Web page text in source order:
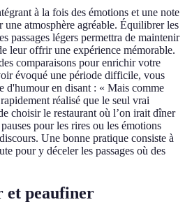
à la fois des émotions et une note
une atmosphère agréable. Équilibrer les
passages légers permettra de maintenir
leur offrir une expérience mémorable.
comparaisons pour enrichir votre
évoqué une période difficile, vous
d'humour en disant : « Mais comme
réalisé que le seul vrai
choisir le restaurant où l’on irait dîner
pour les rires ou les émotions
Une bonne pratique consiste à
pour y déceler les passages où des
et peaufiner